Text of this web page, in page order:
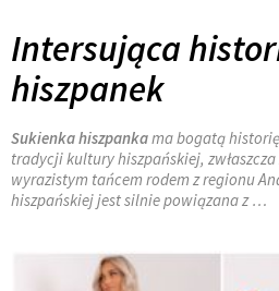
Intersująca
hiszpanek
Sukienka hiszpankama bogatą
tradycji kultury hiszpańskiej,
wyrazistym tańcem rodem z regionu
hiszpańskiej jest silnie powiązana z …